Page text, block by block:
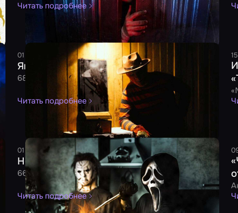
Читать подробнее
01 февраля 20244 минуты Редакция
Январские новинки от 31.01.2024
68 новых квестов ждут вашего визита
Читать подробнее
01 декабря 20233 минуты Редакция
Ноябрьские новинки от 30.11.2023
66 захватывающих новинок ждут вашей игры
Читать подробнее